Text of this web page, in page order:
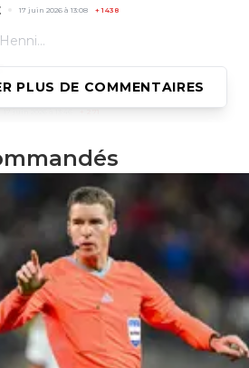
17 juin 2026 à 13:08 +1438
2026 à 13:01 544
???
PLUS DE COMMENTAIRES